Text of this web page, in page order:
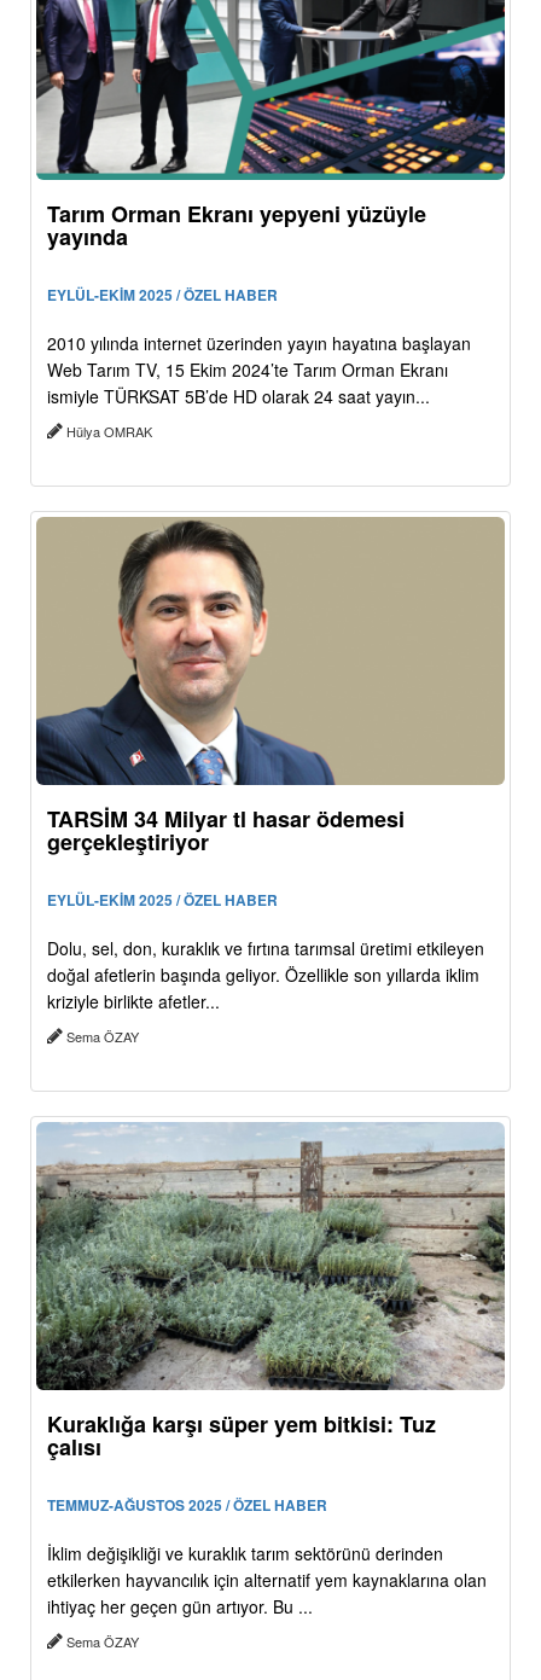
Tarım Orman Ekranı yepyeni yüzüyle
yayında
EYLÜL-EKİM 2025 / ÖZEL HABER
2010 yılında internet üzerinden yayın hayatına başlayan
Web Tarım TV, 15 Ekim 2024’te Tarım Orman Ekranı
ismiyle TÜRKSAT 5B’de HD olarak 24 saat yayın...
Hülya OMRAK
TARSİM 34 Milyar tl hasar ödemesi
gerçekleştiriyor
EYLÜL-EKİM 2025 / ÖZEL HABER
Dolu, sel, don, kuraklık ve fırtına tarımsal üretimi etkileyen
doğal afetlerin başında geliyor. Özellikle son yıllarda iklim
kriziyle birlikte afetler...
Sema ÖZAY
Kuraklığa karşı süper yem bitkisi: Tuz
çalısı
TEMMUZ-AĞUSTOS 2025 / ÖZEL HABER
İklim değişikliği ve kuraklık tarım sektörünü derinden
etkilerken hayvancılık için alternatif yem kaynaklarına olan
ihtiyaç her geçen gün artıyor. Bu ...
Sema ÖZAY